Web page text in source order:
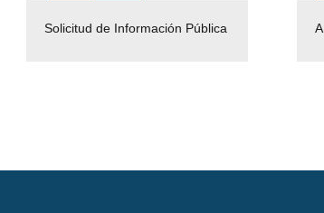
Solicitud de Información Pública
Proveedores
Empleos Públicos